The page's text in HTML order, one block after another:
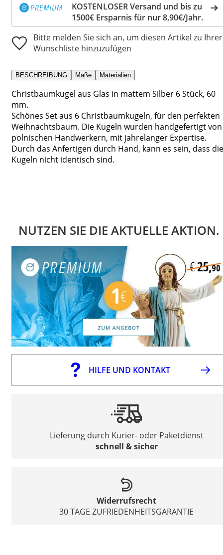
KOSTENLOSER Versand und bis zu
1500€ Ersparnis für nur 8,90€/Jahr.
Bitte melden Sie sich an, um diesen Artikel zu Ihrer
Wunschliste hinzuzufügen
BESCHREIBUNG Maße Materialien
Christbaumkugel aus Glas in mattem Silber 6 Stück, 60
mm.
Schönes Set aus 6 Christbaumkugeln, für den perfekten
Weihnachtsbaum. Die Kugeln wurden handgefertigt von
polnischen Handwerkern, mit jahrelanger Expertise.
Durch das Anfertigen durch Hand, kann es sein, dass die
Kugeln nicht identisch sind.
NUTZEN SIE DIE AKTUELLE AKTION.
HILFE UND KONTAKT
Lieferung durch Kurier- oder Paketdienst
schnell & sicher
Widerrufsrecht
30 TAGE ZUFRIEDENHEITSGARANTIE